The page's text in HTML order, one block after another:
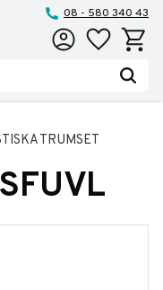
08 - 580 340 43
Favoriter
TRUMSET